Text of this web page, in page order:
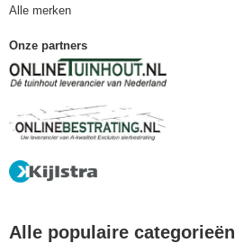
Alle merken
Onze partners
Alle populaire categorieën